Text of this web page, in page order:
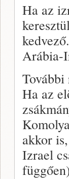
Ha az
Arábia-
Ha az
akkor
Izrael